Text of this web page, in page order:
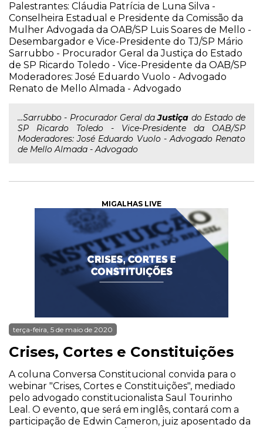
Palestrantes: Cláudia Patrícia de Luna Silva -
Conselheira Estadual e Presidente da Comissão da
Mulher Advogada da OAB/SP Luis Soares de Mello -
Desembargador e Vice-Presidente do TJ/SP Mário
Sarrubbo - Procurador Geral da Justiça do Estado
de SP Ricardo Toledo - Vice-Presidente da OAB/SP
Moderadores: José Eduardo Vuolo - Advogado
Renato de Mello Almada - Advogado
...Sarrubbo - Procurador Geral daJustiça do Estado de
SP Ricardo Toledo - Vice-Presidente da OAB/SP
Moderadores: José Eduardo Vuolo - Advogado Renato
de Mello Almada - Advogado
MIGALHAS LIVE
terça-feira, 5 de maio de 2020
Crises, Cortes e Constituições
A coluna Conversa Constitucional convida para o
webinar "Crises, Cortes e Constituições", mediado
pelo advogado constitucionalista Saul Tourinho
Leal. O evento, que será em inglês, contará com a
participação de Edwin Cameron, juiz aposentado da